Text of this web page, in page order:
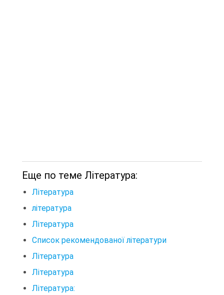
Еще по теме Література:
Література
література
Література
Список рекомендованої літератури
Література
Література
Література: